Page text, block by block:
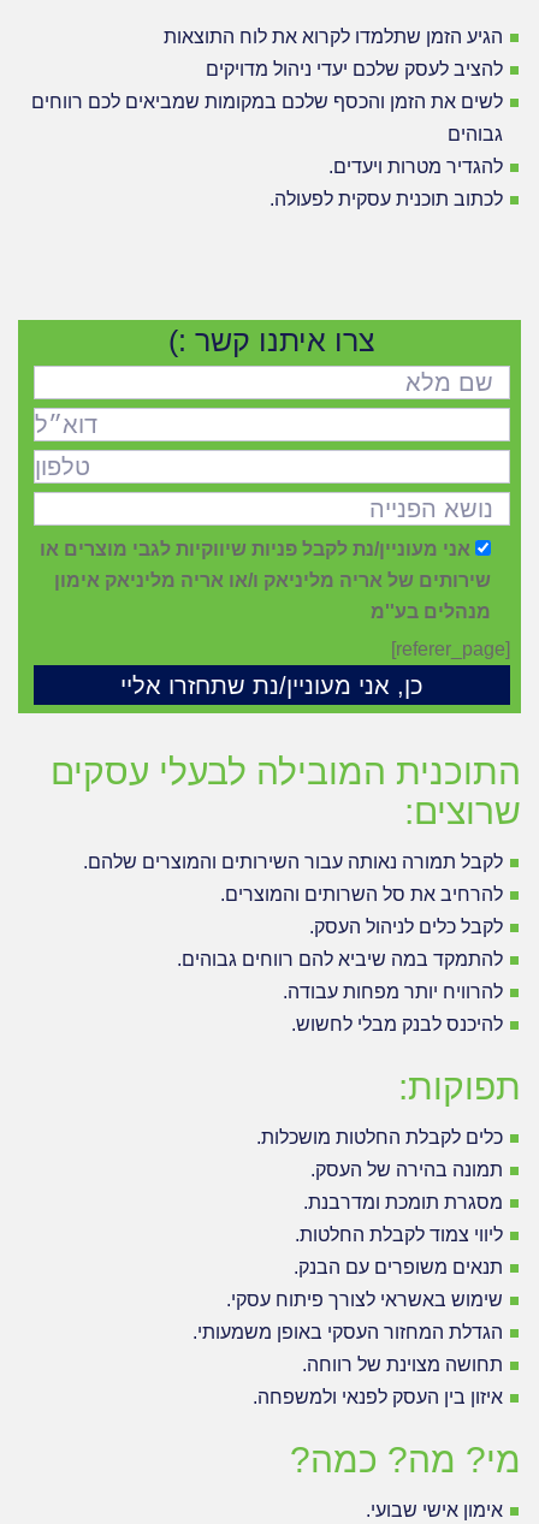
הגיע הזמן שתלמדו לקרוא את לוח התוצאות
להציב לעסק שלכם יעדי ניהול מדויקים
לשים את הזמן והכסף שלכם במקומות שמביאים לכם רווחים
גבוהים
להגדיר מטרות ויעדים.
לכתוב תוכנית עסקית לפעולה.
צרו איתנו קשר :)
אני מעוניין/נת לקבל פניות שיווקיות לגבי מוצרים או
שירותים של אריה מליניאק ו/או אריה מליניאק אימון
מנהלים בע''מ
[referer_page]
התוכנית המובילה לבעלי עסקים
שרוצים:
לקבל תמורה נאותה עבור השירותים והמוצרים שלהם.
להרחיב את סל השרותים והמוצרים.
לקבל כלים לניהול העסק.
להתמקד במה שיביא להם רווחים גבוהים.
להרוויח יותר מפחות עבודה.
להיכנס לבנק מבלי לחשוש.
תפוקות:
כלים לקבלת החלטות מושכלות.
תמונה בהירה של העסק.
מסגרת תומכת ומדרבנת.
ליווי צמוד לקבלת החלטות.
תנאים משופרים עם הבנק.
שימוש באשראי לצורך פיתוח עסקי.
הגדלת המחזור העסקי באופן משמעותי.
תחושה מצוינת של רווחה.
איזון בין העסק לפנאי ולמשפחה.
מי? מה? כמה?
אימון אישי שבועי.